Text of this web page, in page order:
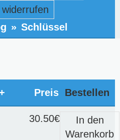
» Schlüssel
Preis Bestellen
30.50€
In den
Warenkorb